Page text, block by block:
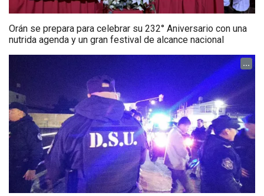
Orán se prepara para celebrar su 232° Aniversario con una
nutrida agenda y un gran festival de alcance nacional
...